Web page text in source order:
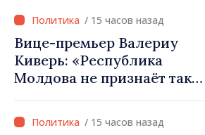
/ 14 часов назад
Меры по экономии энергии
в парламенте: ограничено
потребление
воды
/ 15 часов назад